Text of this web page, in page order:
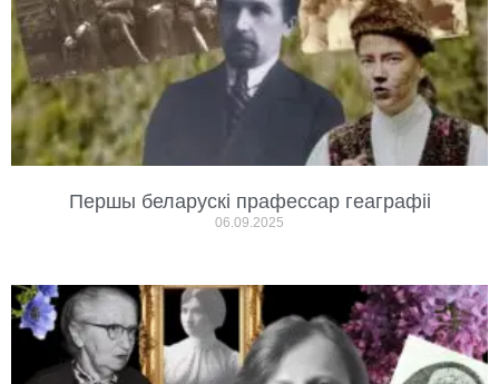
Першы беларускі прафессар геаграфіі
06.09.2025